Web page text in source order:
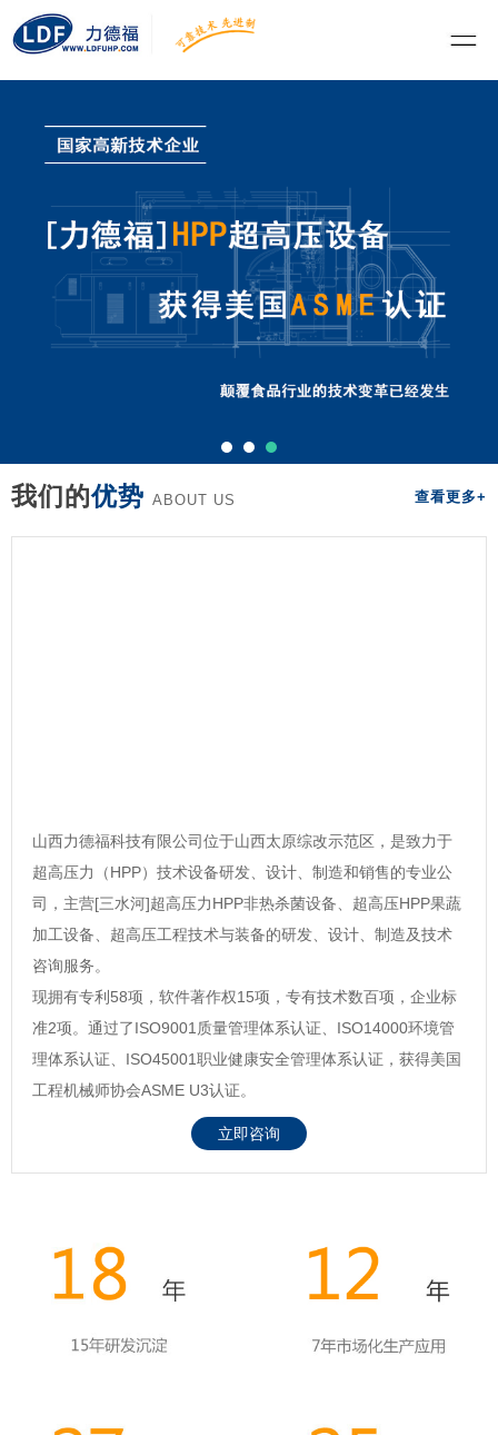
我们的优势 ABOUT US 查看更多+
山西力德福科技有限公司位于山西太原综改示范区，是致力于
超高压力（HPP）技术设备研发、设计、制造和销售的专业公
司，主营[三水河]超高压力HPP非热杀菌设备、超高压HPP果蔬
加工设备、超高压工程技术与装备的研发、设计、制造及技术
咨询服务。
现拥有专利58项，软件著作权15项，专有技术数百项，企业标
准2项。通过了ISO9001质量管理体系认证、ISO14000环境管
理体系认证、ISO45001职业健康安全管理体系认证，获得美国
工程机械师协会ASME U3认证。
立即咨询